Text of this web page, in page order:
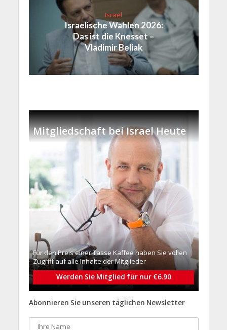
Israel
Israelische Wahlen 2026:
Das ist die Knesset –
Vladimir Beliak
Mitgliedschaft bei Israel Heute
Für den Preis einer Tasse Kaffee haben Sie vollen
Zugriff auf alle Inhalte der Mitglieder
Werden Sie Mitglied für nur €6.90
Abonnieren Sie unseren täglichen Newsletter